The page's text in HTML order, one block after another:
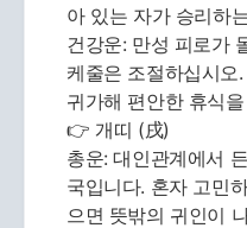
아 있는 자가 승리하
건강운: 만성 피로가
케줄은 조절하십시오
귀가해 편안한 휴식
👉 개띠 (戌)
총운: 대인관계에서
국입니다. 혼자 고민
으면 뜻밖의 귀인이